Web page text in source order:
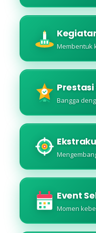
Membentuk
Prestasi
Bangga
Event
Momen